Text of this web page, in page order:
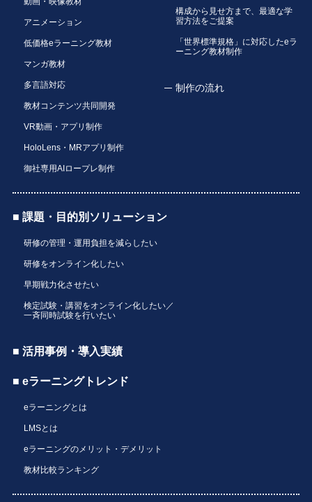
アニメーション
低価格eラーニング教材
マンガ教材
多言語対応
教材コンテンツ共同開発
VR動画・アプリ制作
HoloLens・MRアプリ制作
御社専用AIロープレ制作
構成から見せ方まで、最適な学
習方法をご提案
「世界標準規格」に対応したeラ
ーニング教材制作
制作の流れ
■ 課題・目的別ソリューション
研修の管理・運用負担を減らしたい
研修をオンライン化したい
早期戦力化させたい
検定試験・講習をオンライン化したい／
一斉同時試験を行いたい
■ 活用事例・導入実績
■ eラーニングトレンド
eラーニングとは
LMSとは
eラーニングのメリット・デメリット
教材比較ランキング